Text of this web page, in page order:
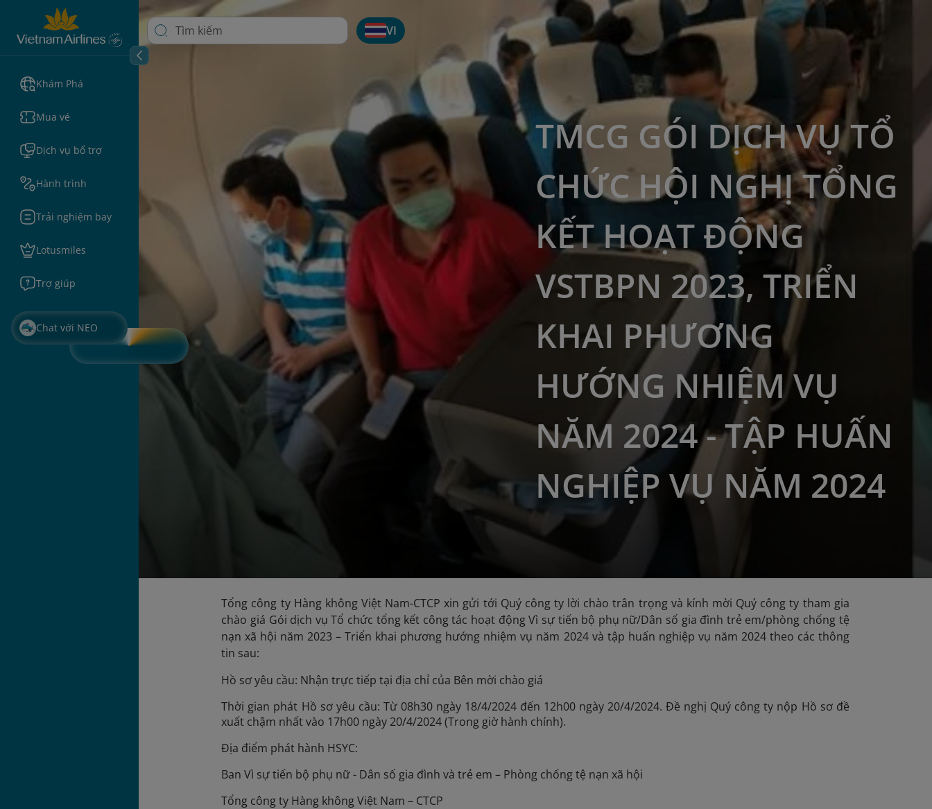
Khám Phá
Mua vé
Dịch vụ bổ trợ
Hành trình
Trải nghiệm bay
Lotusmiles
Trợ giúp
Chat với NEO
VI
TMCG GÓI DỊCH VỤ TỔ
CHỨC HỘI NGHỊ TỔNG
KẾT HOẠT ĐỘNG
VSTBPN 2023, TRIỂN
KHAI PHƯƠNG
HƯỚNG NHIỆM VỤ
NĂM 2024 - TẬP HUẤN
NGHIỆP VỤ NĂM 2024
Tổng công ty Hàng không Việt Nam-CTCP xin gửi tới Quý công ty lời chào trân trọng và kính mời Quý công ty tham gia
chào giá Gói dịch vụ Tổ chức tổng kết công tác hoạt động Vì sự tiến bộ phụ nữ/Dân số gia đình trẻ em/phòng chống tệ
nạn xã hội năm 2023 – Triển khai phương hướng nhiệm vụ năm 2024 và tập huấn nghiệp vụ năm 2024 theo các thông
tin sau:
Hồ sơ yêu cầu: Nhận trực tiếp tại địa chỉ của Bên mời chào giá
Thời gian phát Hồ sơ yêu cầu: Từ 08h30 ngày 18/4/2024 đến 12h00 ngày 20/4/2024. Đề nghị Quý công ty nộp Hồ sơ đề
xuất chậm nhất vào 17h00 ngày 20/4/2024 (Trong giờ hành chính).
Địa điểm phát hành HSYC:
Ban Vì sự tiến bộ phụ nữ - Dân số gia đình và trẻ em – Phòng chống tệ nạn xã hội
Tổng công ty Hàng không Việt Nam – CTCP